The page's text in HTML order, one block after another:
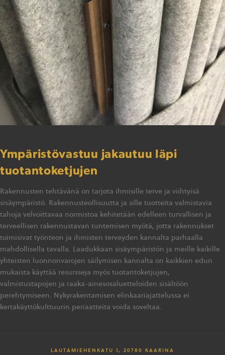
Ympäristövastuu jakautuu läpi
tuotantoketjujen
Rakennusten tehtävänä on tarjota ihmisille terve ja viihtyisä
sisäympäristö. Rakennusteollisuutta ja sille tuotteita valmistavia
tahoja velvoittavaa normistoa kehitetään edelleen turvallisen ja
terveellisen rakennustavan tuntemisen myötä, jotta rakennukset
toimisivat työnteon ja ihmisten terveyden kannalta parhaalla
mahdollisella tavalla. Laadukkaan sisäympäristön ja meille kaikille
yhteisten luonnonvarojen säilymisen kannalta on kaikkien edun
mukaista käyttää resursseja myös tuotantoketjujen,
valmistustapojen ja raaka-ainesosaluetteloiden sisältöön
perehtymiseen. Nykyrakentamisen elinkaariajattelussa ei
kertakäyttökulttuurin periaatteita voida soveltaa.
LAUTAMIEHENKATU 1, 20780 KAARINA